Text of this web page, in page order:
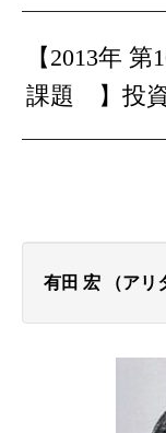
【2013年
課題 】投
有田 宏 （アリ